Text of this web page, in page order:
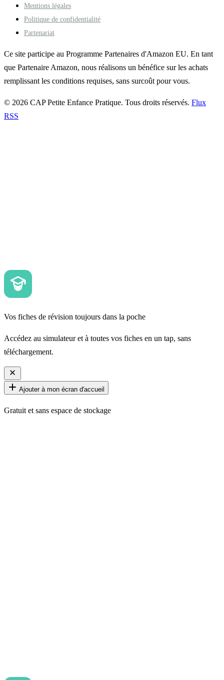
Mentions légales
Politique de confidentialité
Partenariat
Ce site participe au Programme Partenaires d'Amazon EU. En tant
que Partenaire Amazon, nous réalisons un bénéfice sur les achats
remplissant les conditions requises, sans surcoût pour vous.
© 2026 CAP Petite Enfance Pratique. Tous droits réservés. Flux
RSS
Vos fiches de révision toujours dans la poche
Accédez au simulateur et à toutes vos fiches en un tap, sans
téléchargement.
Ajouter à mon écran d'accueil
Gratuit et sans espace de stockage